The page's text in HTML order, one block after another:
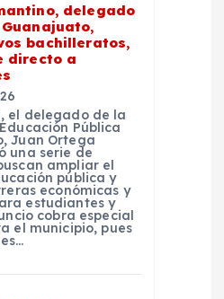
delegado
bachilleratos,
directo a
el delegado de la
Pública
Juan Ortega
una serie de
ampliar el
pública y
económicas y
estudiantes y
cobra especial
el municipio, pues